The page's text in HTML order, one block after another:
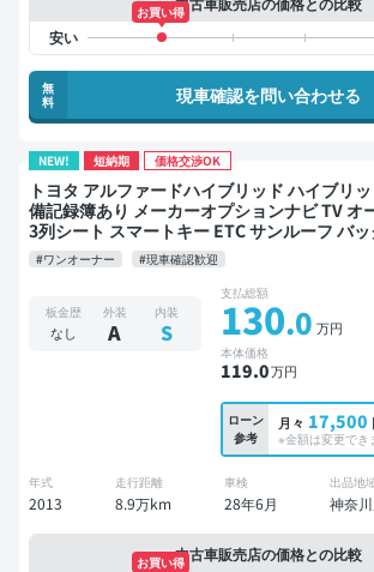
お買い得
無
料
現車確認を問い合わせる
NEW! 短納期 価格交渉OK
トヨタ アルファードハイブリッド ハイブリッドX 美
備記録簿あり メーカーオプションナビ TV オ
3列シート スマートキー ETC サンルーフ バ
全方位カメラ ドライブレコーダー 両側電動ス
人乗り
#ワンオーナー #現車確認歓迎
板金歴
なし
外装
A
内装
S
支払総額
130.0 万円
本体価格
119.0万円
ローン
参考
月々 17,500
※金額は変更でき
年式
2013
走行距離
8.9万km
車検
28年6月
出品地
神奈
中古車販売店の価格との比較
お買い得